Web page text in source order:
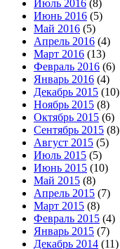
Июль 2016 (8)
Июнь 2016 (5)
Май 2016 (5)
Апрель 2016 (4)
Март 2016 (13)
Февраль 2016 (6)
Январь 2016 (4)
Декабрь 2015 (10)
Ноябрь 2015 (8)
Октябрь 2015 (6)
Сентябрь 2015 (8)
Август 2015 (5)
Июль 2015 (5)
Июнь 2015 (10)
Май 2015 (8)
Апрель 2015 (7)
Март 2015 (8)
Февраль 2015 (4)
Январь 2015 (7)
Декабрь 2014 (11)